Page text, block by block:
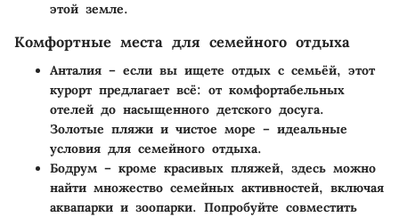
этой земле.
Комфортные места для семейного отдыха
Анталия – если вы ищете отдых с семьёй, этот
курорт предлагает всё: от комфортабельных
отелей до насыщенного детского досуга.
Золотые пляжи и чистое море – идеальные
условия для семейного отдыха.
Бодрум – кроме красивых пляжей, здесь можно
найти множество семейных активностей, включая
аквапарки и зоопарки. Попробуйте совместить